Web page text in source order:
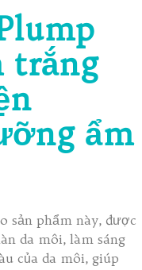
trắng
ẩm
sản phẩm này, được
da môi, làm sáng
của da môi, giúp